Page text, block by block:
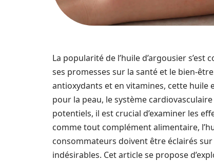
La popularité de l’huile d’argousier
ses promesses sur la santé et le bien-
antioxydants et en vitamines, cette huile
pour la peau, le système
potentiels, il est crucial d’examiner les
comme tout complément alimentaire,
consommateurs doivent être éclairés
indésirables. Cet article se propose